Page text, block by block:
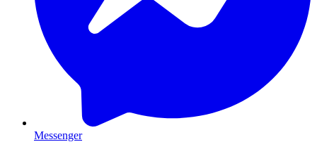
Messenger